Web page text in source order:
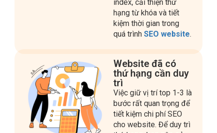
quá trìnhSEO website
Website đã có
Việc giữ vị trí top 1-3 là
bước rất quan trọng để
tiết kiệm chi phí SEO
cho website. Để duy trì
thứ hạng, bạn nên sử
dụng dịch vụ backlink
báo tỉnh và guest post